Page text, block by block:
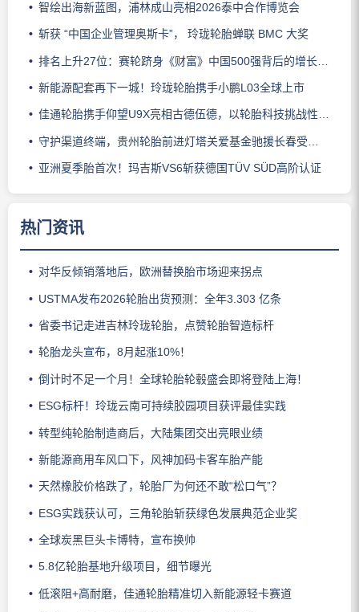
智绘出海新蓝图，浦林成山亮相2026泰中合作博览会
斩获 “中国企业管理奥斯卡”， 玲珑轮胎蝉联 BMC 大奖
排名上升27位：赛轮跻身《财富》中国500强背后的增长逻辑
新能源配套再下一城！玲珑轮胎携手小鹏L03全球上市
佳通轮胎携手仰望U9X亮相古德伍德，以轮胎科技挑战性能边界
守护渠道终端，贵州轮胎前进灯塔关爱基金驰援长春受灾门店
亚洲夏季胎首次！玛吉斯VS6斩获德国TÜV SÜD高阶认证
热门资讯
对华反倾销落地后，欧洲替换胎市场迎来拐点
USTMA发布2026轮胎出货预测：全年3.303 亿条
省委书记走进吉林玲珑轮胎，点赞轮胎智造标杆
轮胎龙头宣布，8月起涨10%！
倒计时不足一个月！全球轮胎轮毂盛会即将登陆上海！
ESG标杆！玲珑云南可持续胶园项目获评最佳实践
转型纯轮胎制造商后，大陆集团交出亮眼业绩
新能源商用车风口下，风神加码卡客车胎产能
天然橡胶价格跌了，轮胎厂为何还不敢“松口气”？
ESG实践获认可，三角轮胎斩获绿色发展典范企业奖
全球炭黑巨头卡博特，宣布换帅
5.8亿轮胎基地升级项目，细节曝光
低滚阻+高耐磨，佳通轮胎精准切入新能源轻卡赛道